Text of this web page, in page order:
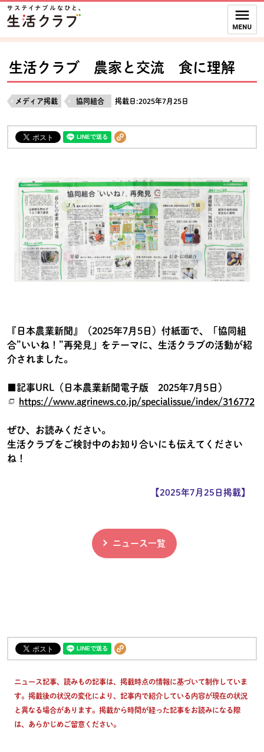
ページの先頭です。
本文へジャンプする。
ここからサイト内共通メニューです。
サイト内共通メニューをスキップする
サイト内共通メニューここまで。
生活クラブ 農家と交流 食に理解
メディア掲載 協同組合 掲載日:2025年7月25日
『日本農業新聞』（2025年7月5日）付紙面で、「協同組
合”いいね！”再発見」をテーマに、生活クラブの活動が紹
介されました。
■記事URL（日本農業新聞電子版 2025年7月5日）
https://www.agrinews.co.jp/specialissue/index/316772
ぜひ、お読みください。
生活クラブをご検討中のお知り合いにも伝えてください
ね！
【2025年7月25日掲載】
ニュース一覧
ニュース記事、読みもの記事は、掲載時点の情報に基づいて制作していま
す。掲載後の状況の変化により、記事内で紹介している内容が現在の状況
と異なる場合があります。掲載から時間が経った記事をお読みになる際
は、あらかじめご留意ください。